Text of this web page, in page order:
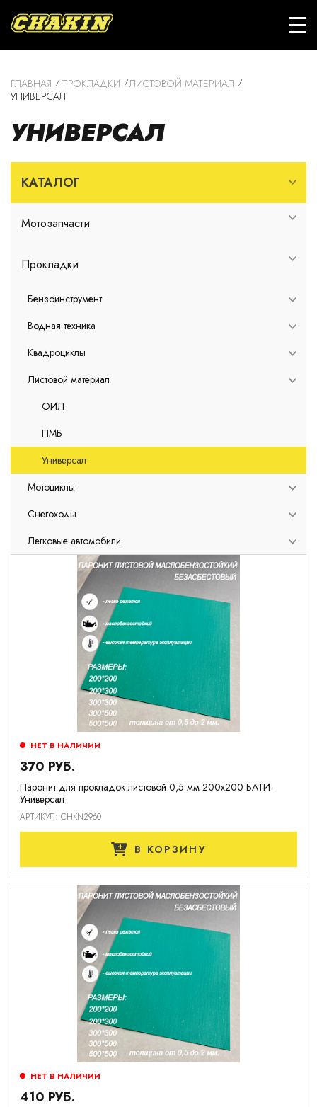
ГЛАВНАЯ ПРОКЛАДКИ
ЛИСТОВОЙ МАТЕРИАЛ
УНИВЕРСАЛ
УНИВЕРСАЛ
КАТАЛОГ
Мотозапчасти
Прокладки
Бензоинструмент
Водная техника
Квадроциклы
Листовой материал
ОИЛ
ПМБ
Универсал
Мотоциклы
Снегоходы
Легковые автомобили
Паронит для прокладок листовой 0,5 мм 200х200 БАТИ-
Универсал
АРТИКУЛ: CHKN2960
НЕТ В НАЛИЧИИ
370 РУБ.
В КОРЗИНУ
НЕТ В НАЛИЧИИ
410 РУБ.